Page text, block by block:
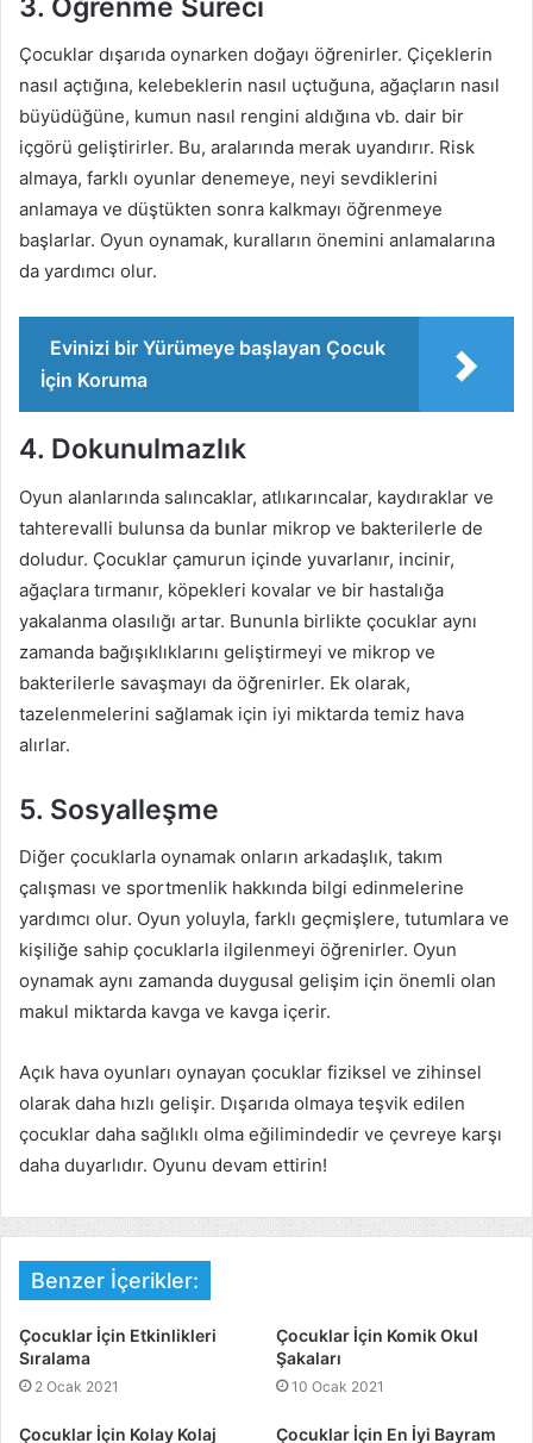
Çocuklar dışarıda oynarken doğayı öğrenirler. Çiçeklerin
nasıl açtığına, kelebeklerin nasıl uçtuğuna, ağaçların nasıl
büyüdüğüne, kumun nasıl rengini aldığına vb. dair bir
içgörü geliştirirler. Bu, aralarında merak uyandırır. Risk
almaya, farklı oyunlar denemeye, neyi sevdiklerini
anlamaya ve düştükten sonra kalkmayı öğrenmeye
başlarlar. Oyun oynamak, kuralların önemini anlamalarına
da yardımcı olur.
Evinizi bir Yürümeye başlayan Çocuk
İçin Koruma
4. Dokunulmazlık
Oyun alanlarında salıncaklar, atlıkarıncalar, kaydıraklar ve
tahterevalli bulunsa da bunlar mikrop ve bakterilerle de
doludur. Çocuklar çamurun içinde yuvarlanır, incinir,
ağaçlara tırmanır, köpekleri kovalar ve bir hastalığa
yakalanma olasılığı artar. Bununla birlikte çocuklar aynı
zamanda bağışıklıklarını geliştirmeyi ve mikrop ve
bakterilerle savaşmayı da öğrenirler. Ek olarak,
tazelenmelerini sağlamak için iyi miktarda temiz hava
alırlar.
5. Sosyalleşme
Diğer çocuklarla oynamak onların arkadaşlık, takım
çalışması ve sportmenlik hakkında bilgi edinmelerine
yardımcı olur. Oyun yoluyla, farklı geçmişlere, tutumlara ve
kişiliğe sahip çocuklarla ilgilenmeyi öğrenirler. Oyun
oynamak aynı zamanda duygusal gelişim için önemli olan
makul miktarda kavga ve kavga içerir.
Açık hava oyunları oynayan çocuklar fiziksel ve zihinsel
olarak daha hızlı gelişir. Dışarıda olmaya teşvik edilen
çocuklar daha sağlıklı olma eğilimindedir ve çevreye karşı
daha duyarlıdır. Oyunu devam ettirin!
Benzer İçerikler:
Çocuklar İçin Etkinlikleri
Sıralama
2 Ocak 2021
Çocuklar İçin Komik Okul
Şakaları
10 Ocak 2021
Çocuklar İçin Kolay Kolaj
Çocuklar İçin En İyi Bayram